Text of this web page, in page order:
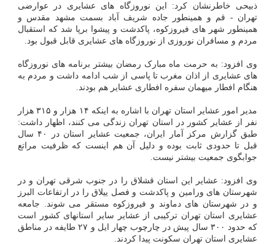
ذبیحی خاطرنشان کرد: این نوروزگاه های عشایری در عوارضی
تهران - قم و همینطور جاده شریف آباد بسمت مشهد مقدس و
همینطور شهر های فیروزکوه، پاکدشت و پیشوا برپا شد که استقبال
مردم و مسافران نوروزی از نوروزگاه های عشایری قابل قبول بود.
وی افزود: به حرمت ماه مبارک رمضان بیشتر برنامه های نوروزگاه
های عشایری از اذان مغرب تا پاسی از شب ادامه داشت و مردم به
هنگام افطار میهمان سفره افطاری عشایر هم بودند.
مدیر امور عشایر استان تهران با اشاره به اینکه ۱۴ هزار و ۳۱۵ هزار
نفر از عشایر کشور در استان تهران زندگی می کنند، اظهار داشت:
طبق گزارش مرکز آمار ایران، جمعیت عشایر استان در ۴۰ سال
قبل تا حدودی ثابت بوده و دلیل آن هم اینست که ظرفیت مراتع
جوابگوی جمعیت بیشتر نیست.
وی افزود: عشایر این استان قشلاق را در جنوب شرقی تهران و در
شهرستان های ورامین و پاکدشت و فصل ییلاق را در ارتفاعات البرز
و در شهرستان های دماوند و فیروزکوه مستقر می شوند. جامعه
عشایری استان تهران ترکیبی از عشایر سایر استانهای کشور است
که حدود ۳۰۰ سال پیش در چارچوب چهار ایل و ۲۷ طایفه در مناطق
عشایری استان تهران سکونت پیدا کردند.